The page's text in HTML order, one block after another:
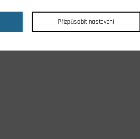
Přizpůsobit nastavení